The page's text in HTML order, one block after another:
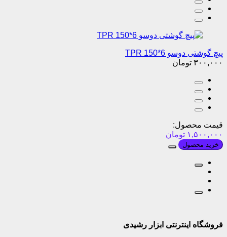
پیچ گوشتی دوسو 6*150 TPR
۳۰۰,۰۰۰ تومان
قیمت محصول:
۱,۵۰۰,۰۰۰ تومان
خرید محصول
فروشگاه اینترنتی ابزار رشیدی